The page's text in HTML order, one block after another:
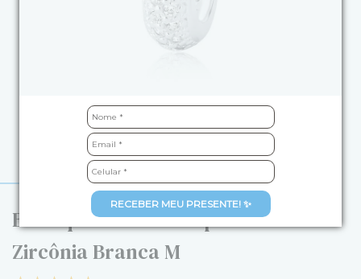
RECEBER MEU PRESENTE! ✨
Berloque de Prata Separador
Zircônia Branca M